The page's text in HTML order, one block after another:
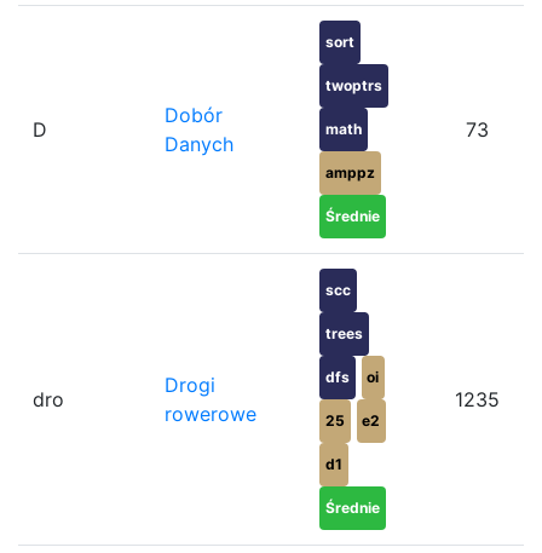
D
Dobór
Danych
sort
twoptrs
math
amppz
Średnie
73
dro
Drogi
rowerowe
scc
trees
dfs oi
25 e2
d1
Średnie
1235